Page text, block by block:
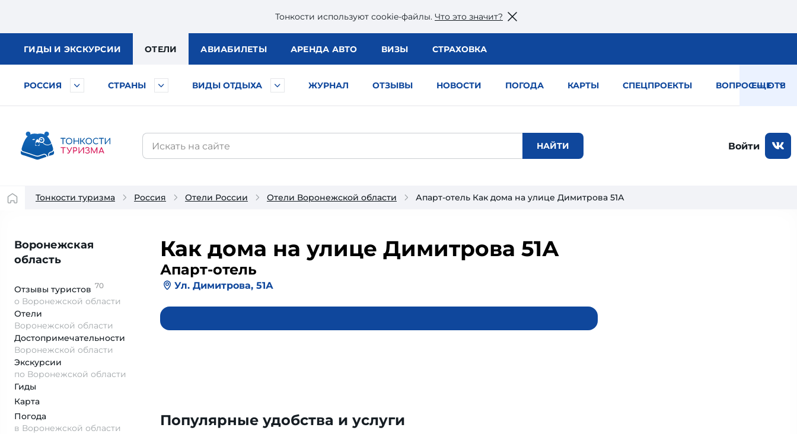
Тонкости используют сookie-файлы. Что это значит?
ГИДЫ И ЭКСКУРСИИ ОТЕЛИ АВИАБИЛЕТЫ АРЕНДА АВТО ВИЗЫ СТРАХОВКА
РОССИЯ СТРАНЫ ВИДЫ ОТДЫХА ЖУРНАЛ ОТЗЫВЫ НОВОСТИ ПОГОДА КАРТЫ СПЕЦПРОЕКТЫ ВОПРОС — ОТВЕТ
ЕЩЕ
Войти
Тонкости туризма Россия Отели России Отели Воронежской области Апарт-отель Как дома на улице Димитрова 51А
Воронежская
область
Отзывы туристов 70
о Воронежской области
Отели
Воронежской области
Достопримеча­тельности
Воронежской области
Экскурсии
по Воронежской области
Гиды
Карта
Погода
в Воронежской области
Как дома на улице Димитрова 51А
Апарт-отель
Ул. Димитрова, 51А
Популярные удобства и услуги